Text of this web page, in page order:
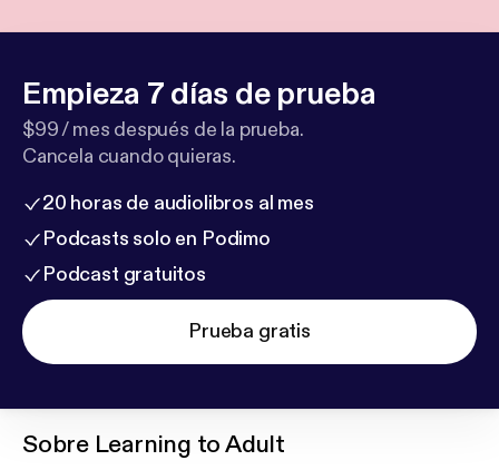
Empieza 7 días de prueba
$99 / mes después de la prueba.
Cancela cuando quieras.
20 horas de audiolibros al mes
Podcasts solo en Podimo
Podcast gratuitos
Prueba gratis
Sobre Learning to Adult